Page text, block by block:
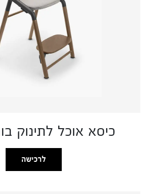
כיסא אוכל לתינוק
לרכישה